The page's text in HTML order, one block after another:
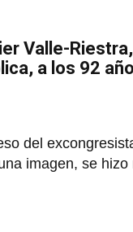
Valle-
a los 92
del
imagen, se